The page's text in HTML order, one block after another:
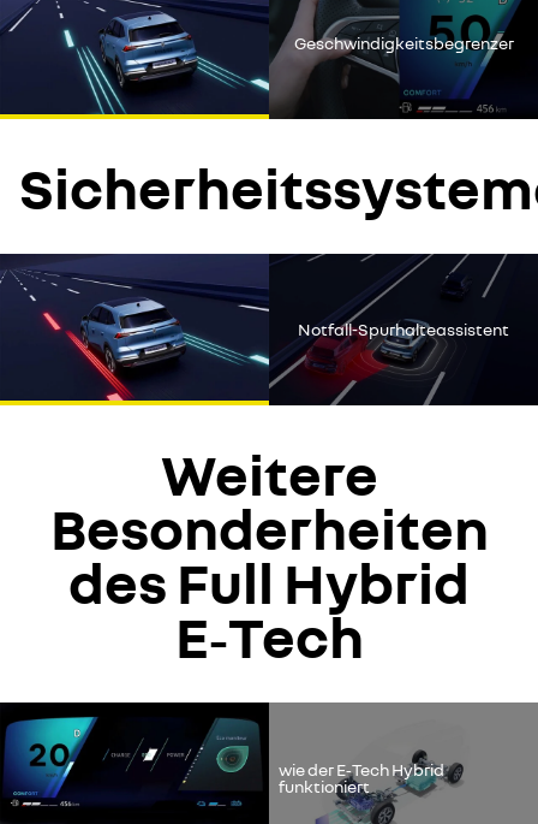
erlauben Sie Social
alle ablehnen
alle akzeptieren
Geschwindigkeitsbegrenzer
Youtube ist deaktiviert. Um das Video ansehen zu können,
erlauben Sie Social
alle ablehnen
alle akzeptieren
Notfall-Spurhalteassistent
Weitere
Besonderheiten
des Full Hybrid
E‑Tech
Youtube ist deaktiviert. Um das Video ansehen zu können,
erlauben Sie Social
alle ablehnen
wie der E‑Tech Hybrid
funktioniert